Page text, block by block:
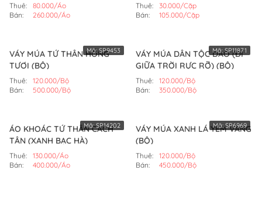
Thuê:
80.000/Áo
Bán:
260.000/Áo
Thuê:
30.000/Cặp
Bán:
105.000/Cặp
VÁY MÚA TỨ THÂN HỒNG
TƯƠI (BỘ)
Thuê:
120.000/Bộ
Bán:
500.000/Bộ
Mã:SP9453
VÁY MÚA DÂN TỘC DAO (ĐI
GIỮA TRỜI RỰC RỠ) (BỘ)
Thuê:
120.000/Bộ
Bán:
350.000/Bộ
Mã: SP11871
ÁO KHOÁC TỨ THÂN CÁCH
TÂN (XANH BẠC HÀ)
Thuê:
130.000/Áo
Bán:
400.000/Áo
Mã:SP14202
VÁY MÚA XANH LÁ YẾM VÀNG
(BỘ)
Thuê:
120.000/Bộ
Bán:
450.000/Bộ
Mã:SP6969